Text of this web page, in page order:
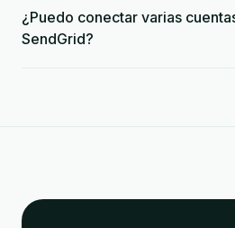
¿Puedo conectar varias
SendGrid?